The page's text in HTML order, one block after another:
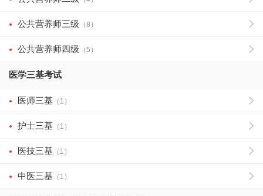
公共营养师三级 （8）
公共营养师四级 （5）
医学三基考试
医师三基 （1）
护士三基 （1）
医技三基 （1）
中医三基 （1）